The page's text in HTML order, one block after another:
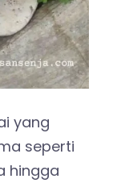
yang
seperti
hingga